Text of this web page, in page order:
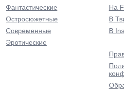
Фантастические
Остросюжетные
Современные
Эротические
На
В
В